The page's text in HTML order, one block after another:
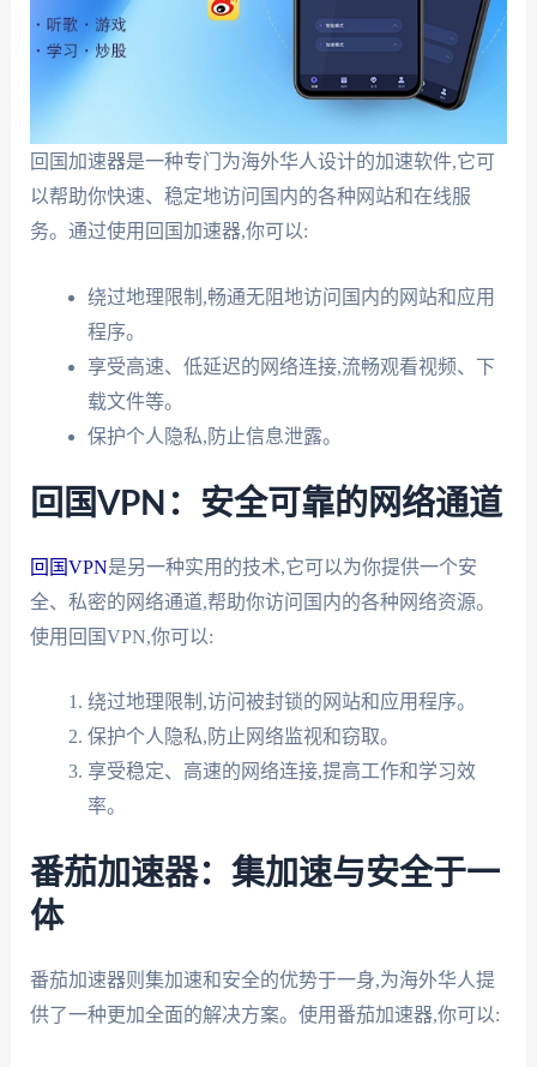
回国加速器是一种专门为海外华人设计的加速软件,它可
以帮助你快速、稳定地访问国内的各种网站和在线服
务。通过使用回国加速器,你可以:
绕过地理限制,畅通无阻地访问国内的网站和应用
程序。
享受高速、低延迟的网络连接,流畅观看视频、下
载文件等。
保护个人隐私,防止信息泄露。
回国VPN：安全可靠的网络通道
回国VPN是另一种实用的技术,它可以为你提供一个安
全、私密的网络通道,帮助你访问国内的各种网络资源。
使用回国VPN,你可以:
绕过地理限制,访问被封锁的网站和应用程序。
保护个人隐私,防止网络监视和窃取。
享受稳定、高速的网络连接,提高工作和学习效
率。
番茄加速器：集加速与安全于一
体
番茄加速器则集加速和安全的优势于一身,为海外华人提
供了一种更加全面的解决方案。使用番茄加速器,你可以: